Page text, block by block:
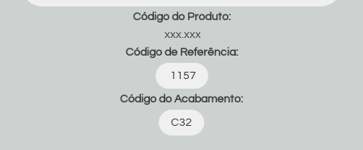
Código do Produto:
xxx.xxx
Código de Referência:
1157
Código do Acabamento:
C32